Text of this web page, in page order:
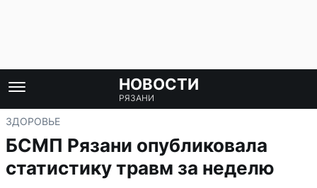
НОВОСТИ
РЯЗАНИ
ЗДОРОВЬЕ
БСМП Рязани опубликовала
статистику травм за неделю